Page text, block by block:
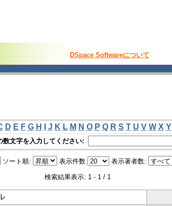
DSpace Softwareについて
D E F G H J K L M N O P Q R S T U V W X Y
数文字を入力してください:
ソート順: 表示件数 表示著者数:
検索結果表示: 1 - 1 / 1